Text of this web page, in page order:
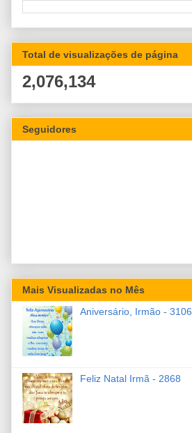
Total de visualizações de página
2,076,134
Seguidores
Mais Visualizadas no Mês
Aniversário, Irmão - 3106
Feliz Natal Irmã - 2868